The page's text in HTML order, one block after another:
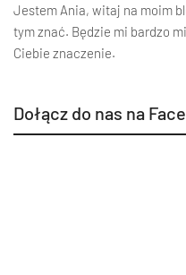
Jestem Ania, witaj na moim
tym znać. Będzie mi bardzo
Ciebie znaczenie.
Dołącz do nas na